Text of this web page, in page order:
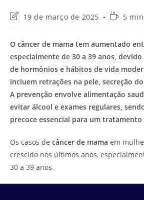
Última
post:
19 de março de 2025
Tempo
5
O câncer de mama tem aumentado
especialmente de 30 a 39 anos,
de hormônios e hábitos de vida
incluem retrações na pele, secreção
A prevenção envolve alimentação
evitar álcool e exames regulares,
precoce essencial para um tratamento
Os casos de câncer de mama em
crescido nos últimos anos,
30 a 39 anos.